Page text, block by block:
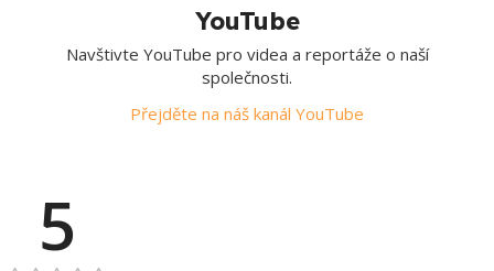
YouTube
Navštivte YouTube pro videa a reportáže o naší
společnosti.
Přejděte na náš kanál YouTube
5